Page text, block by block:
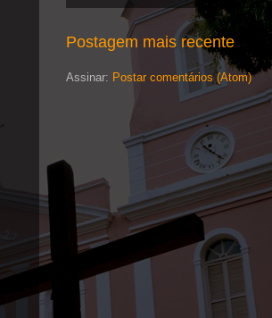
Postagem mais recente
Assinar: Postar comentários (Atom)